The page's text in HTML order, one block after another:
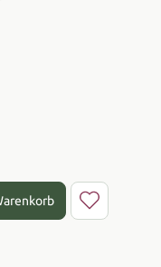
ein oder benutze die